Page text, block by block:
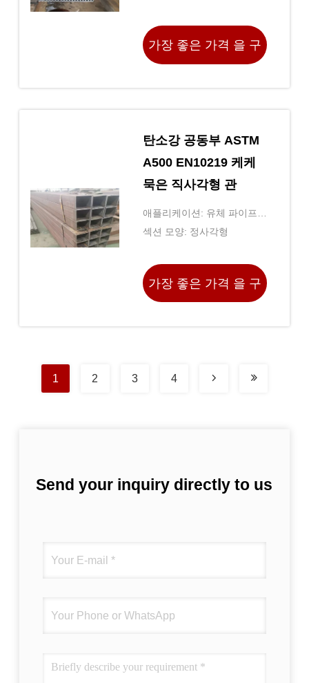
EN10219
가장 좋은 가격 을 구
탄소강 공동부 ASTM
A500 EN10219 케케
묵은 직사각형 관
애플리케이션: 유체 파이프,
드릴 파이프, 유압 파이프, 가
섹션 모양: 정사각형
가장 좋은 가격 을 구
1 2 3 4
Send your inquiry directly to us